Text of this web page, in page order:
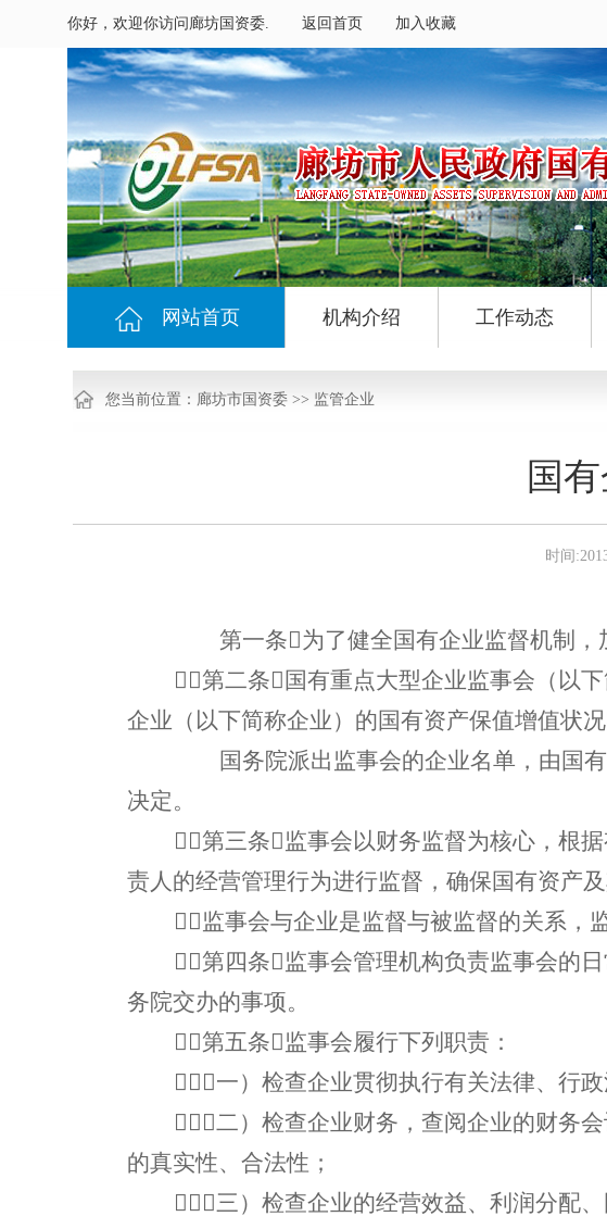
你好，欢迎你访问廊坊国资委. 返回首页 加入收藏
网站首页 机构介绍 工作动态
您当前位置： 廊坊市国资委 >> 监管企业
国
时间
第一条为了健全国有企业监督机制，
第二条国有重点大型企业监事会（以
企业（以下简称企业）的国有资产保值增值状况
国务院派出监事会的企业名单，由国
决定。
第三条监事会以财务监督为核心，根
责人的经营管理行为进行监督，确保国有资产及
监事会与企业是监督与被监督的关系，
第四条监事会管理机构负责监事会的
务院交办的事项。
第五条监事会履行下列职责：
（一）检查企业贯彻执行有关法律、行
（二）检查企业财务，查阅企业的财务
的真实性、合法性；
（三）检查企业的经营效益、利润分配